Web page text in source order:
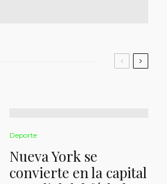
Deporte
Nueva York se
convierte en la capital